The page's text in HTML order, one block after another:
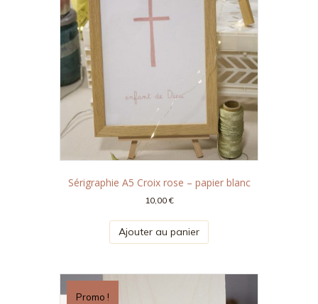
Sérigraphie A5 Croix rose – papier blanc
10,00€
Ajouter au panier
Promo !